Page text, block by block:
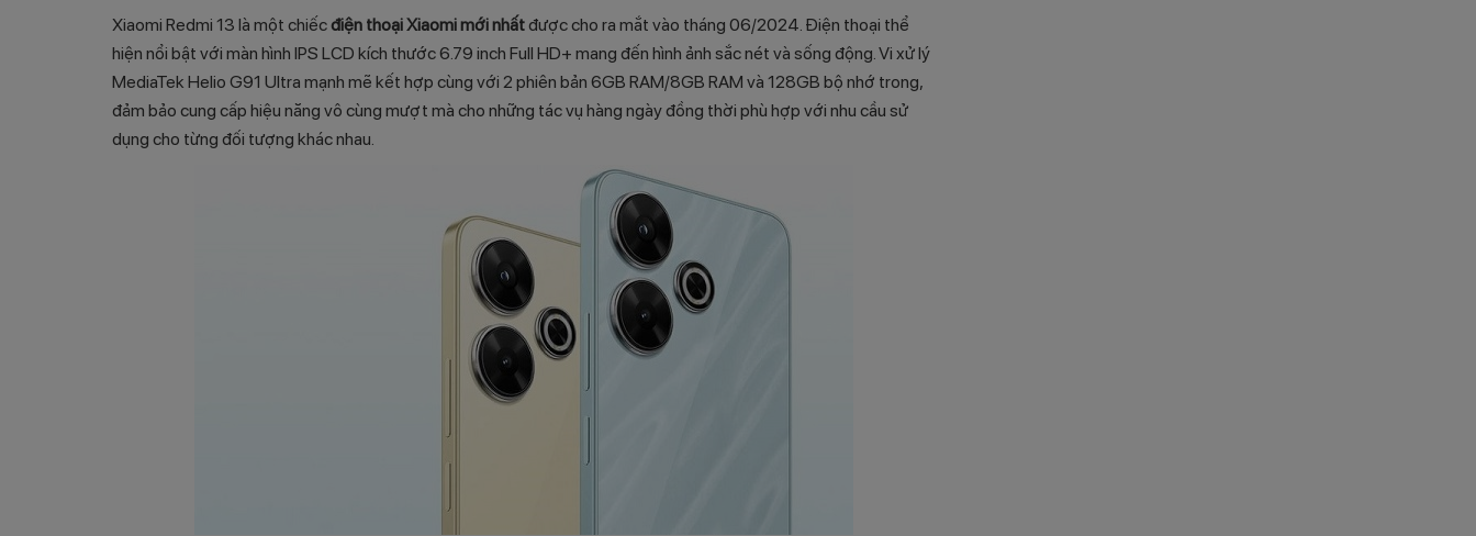
Xiaomi Redmi 13 là một chiếcđiện thoại Xiaomi mới nhất được cho ra mắt vào tháng 06/2024. Điện thoại thể
hiện nổi bật với màn hình IPS LCD kích thước 6.79 inch Full HD+ mang đến hình ảnh sắc nét và sống động. Vi xử lý
MediaTek Helio G91 Ultra mạnh mẽ kết hợp cùng với 2 phiên bản 6GB RAM/8GB RAM và 128GB bộ nhớ trong,
đảm bảo cung cấp hiệu năng vô cùng mượt mà cho những tác vụ hàng ngày đồng thời phù hợp với nhu cầu sử
dụng cho từng đối tượng khác nhau.